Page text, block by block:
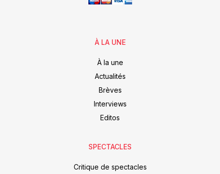
À LA UNE
À la une
Actualités
Brèves
Interviews
Editos
SPECTACLES
Critique de spectacles